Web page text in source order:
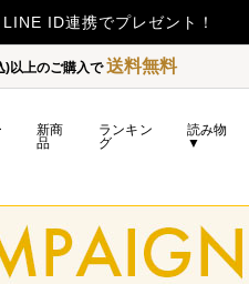
)以上のご購入で送料無料
新商
品
ランキン
グ
読み物
▼